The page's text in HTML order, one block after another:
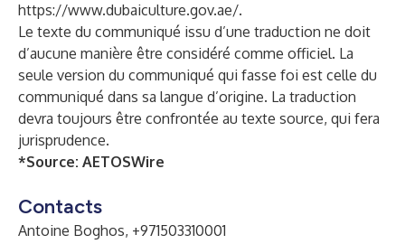
https://www.dubaiculture.gov.ae/.
Le texte du communiqué issu d’une traduction ne doit
d’aucune manière être considéré comme officiel. La
seule version du communiqué qui fasse foi est celle du
communiqué dans sa langue d’origine. La traduction
devra toujours être confrontée au texte source, qui fera
jurisprudence.
*Source: AETOSWire
Contacts
Antoine Boghos, +971503310001